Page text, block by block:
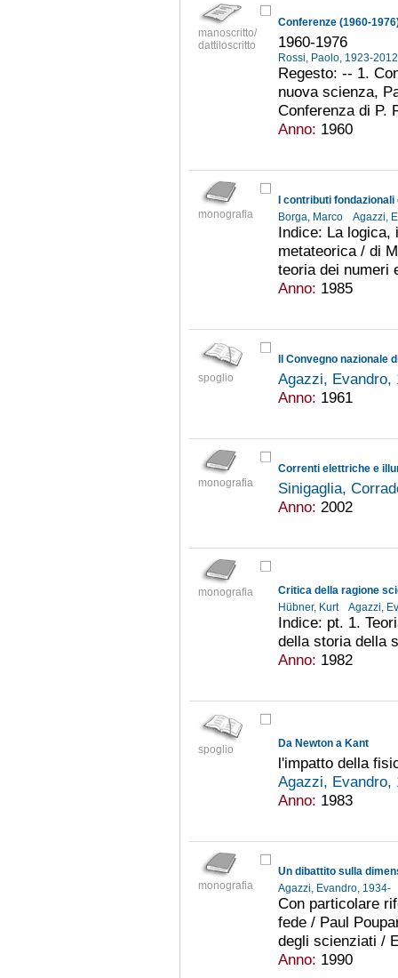
manoscritto/
dattiloscritto
Conferenze (1960-
1960-1976
Rossi, Paolo, 1923-
Regesto: -- 1.
nuova scienza,
Conferenza di P.
Anno: 1960
monografia
I contributi
Borga, Marco
Agazzi,
Indice: La logica,
metateorica / di
teoria dei numeri
Anno: 1985
spoglio
Il Convegno nazionale
Agazzi,
Anno: 1961
monografia
Correnti elettriche e
Sinigaglia,
Anno: 2002
monografia
Critica della ragione
Hübner, Kurt
Agazzi,
Indice: pt. 1.
della storia della
Anno: 1982
spoglio Da Newton a Kant
l'impatto della
Agazzi,
Anno: 1983
monografia Agazzi, Evandro, 1934-
Con particolare
fede / Paul
degli scienziati /
Anno: 1990